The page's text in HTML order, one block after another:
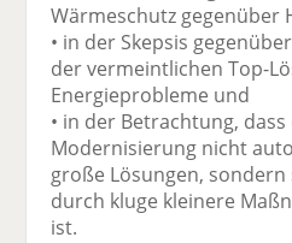
Wärmeschutz gegenüber
• in der Skepsis
der vermeintlichen Top-
Energieprobleme und
• in der Betrachtung,
Modernisierung nicht
große Lösungen,
durch kluge kleinere
ist.